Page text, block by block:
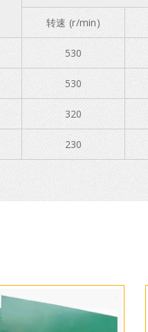
转速 (r/min)
530
530
320
230